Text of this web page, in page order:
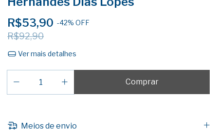
R$53,90 -42% OFF
R$92,90
Ver mais detalhes
Meios de envio